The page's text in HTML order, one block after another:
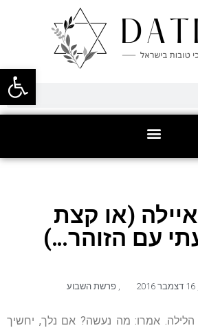
פתח
(או קצת
עם הזוהר…)
16 דצמבר 2016 , פרשת השבוע
הלילה. אמרו: מה נעשה? אם נלך, יחשיך